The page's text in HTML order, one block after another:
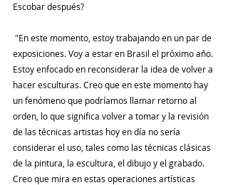
Escobar después?
exposiciones. Voy a estar en Brasil el próximo año.
Estoy enfocado en reconsiderar la idea de volver a
hacer esculturas. Creo que en este momento hay
un fenómeno que podríamos llamar retorno al
orden, lo que significa volver a tomar y la revisión
de las técnicas artistas hoy en día no sería
considerar el uso, tales como las técnicas clásicas
de la pintura, la escultura, el dibujo y el grabado.
Creo que mira en estas operaciones artísticas